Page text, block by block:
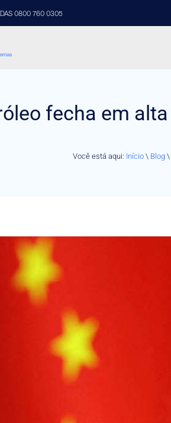
0800 760 0305
fecha em
Você está aqui: Início \ Blog \